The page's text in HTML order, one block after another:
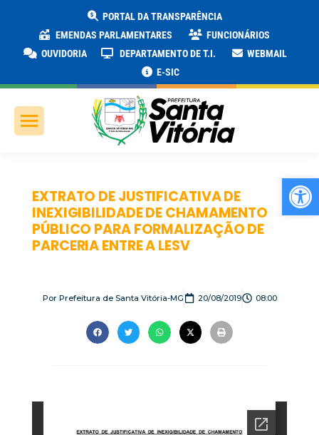
PORTAL DA TRANSPARÊNCIA
EMENDAS PARLAMENTARES
FUNCIONÁRIOS
OUVIDORIA
DEPARTAMENTO DE T.I.
WEBMAIL
E-SIC
EXTRATO DE JUSTIFICATIVA DE
INEXIGIBILIDADE DE CHAMAMENTO
PÚBLICO PARA FORMALIZAÇÃO DE
PARCERIA ENTRE A LESV
PorPrefeitura de Santa Vitória-MG 20/08/2019 08:00